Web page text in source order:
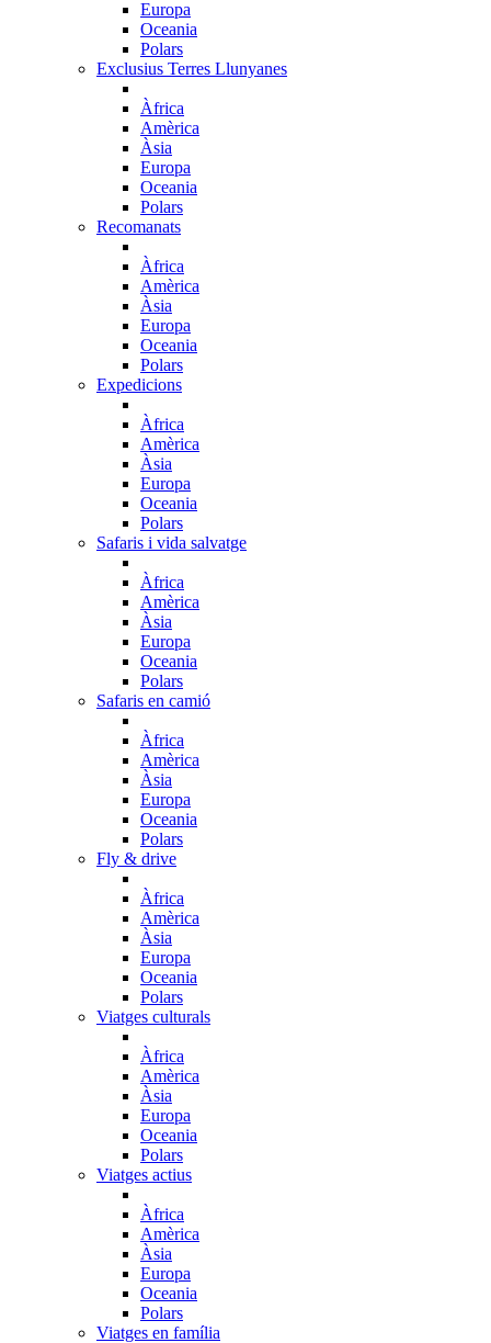
Europa
Oceania
Polars
Exclusius Terres Llunyanes
Àfrica
Amèrica
Àsia
Europa
Oceania
Polars
Recomanats
Àfrica
Amèrica
Àsia
Europa
Oceania
Polars
Expedicions
Àfrica
Amèrica
Àsia
Europa
Oceania
Polars
Safaris i vida salvatge
Àfrica
Amèrica
Àsia
Europa
Oceania
Polars
Safaris en camió
Àfrica
Amèrica
Àsia
Europa
Oceania
Polars
Fly & drive
Àfrica
Amèrica
Àsia
Europa
Oceania
Polars
Viatges culturals
Àfrica
Amèrica
Àsia
Europa
Oceania
Polars
Viatges actius
Àfrica
Amèrica
Àsia
Europa
Oceania
Polars
Viatges en família